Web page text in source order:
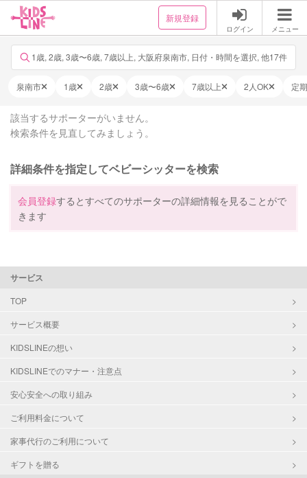
新規登録
ログイン メニュー
1歳, 2歳, 3歳〜6歳, 7歳以上, 大阪府泉南市, 日付・時間を選択, 他17件
泉南市 1歳 2歳 3歳〜6歳 7歳以上 2人OK 定
該当するサポーターがいません。
検索条件を見直してみましょう。
詳細条件を指定してベビーシッターを検索
会員登録するとすべてのサポーターの詳細情報を見ることがで
きます
サービス
TOP
サービス概要
KIDSLINEの想い
KIDSLINEでのマナー・注意点
安心安全への取り組み
ご利用料金について
家事代行のご利用について
ギフトを贈る